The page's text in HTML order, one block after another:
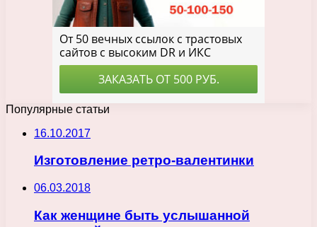
Популярные статьи
16.10.2017
Изготовление ретро-валентинки
06.03.2018
Как женщине быть услышанной